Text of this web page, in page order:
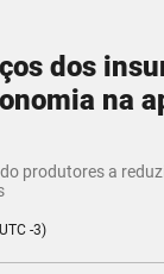
dos
na
produtores a
-3)